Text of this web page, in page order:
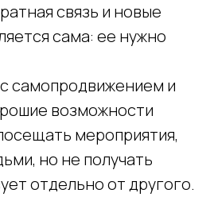
связь и новые
сама: ее нужно
самопродвижением и
возможности
мероприятия,
но не получать
отдельно от другого.